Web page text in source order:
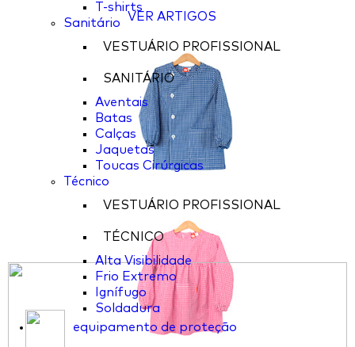
T-shirts
Sanitário
VESTUÁRIO PROFISSIONAL
SANITÁRIO
Aventais
Batas
Calças
Jaquetas
Toucas Cirúrgicas
Técnico
VESTUÁRIO PROFISSIONAL
TÉCNICO
Alta Visibilidade
Frio Extremo
Ignífugo
Soldadura
equipamento de proteção
VER ARTIGOS